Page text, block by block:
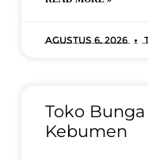
Agustus 6, 2026
Toko
Kebumen